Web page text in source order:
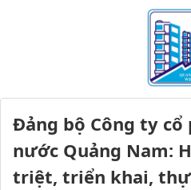
Đảng bộ Công ty cổ
nước Quảng Nam:
triệt, triển khai,